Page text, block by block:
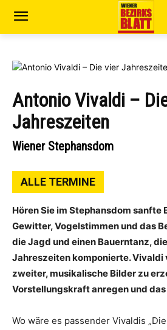
Antonio Vivaldi –
Jahreszeiten
Wiener Stephansdom
ALLE TERMINE
Hören Sie im Stephansdom sanfte
Gewitter, Vogelstimmen und das
die Jagd und einen Bauerntanz,
Jahreszeiten komponierte. Vivaldi
zweiter, musikalische Bilder zu
Vorstellungskraft anregen und
Wo wäre es passender Vivaldis